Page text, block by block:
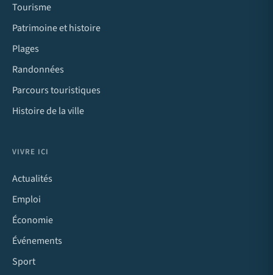
Tourisme
Patrimoine et histoire
Plages
Randonnées
Parcours touristiques
Histoire de la ville
VIVRE ICI
Actualités
Emploi
Économie
Événements
Sport